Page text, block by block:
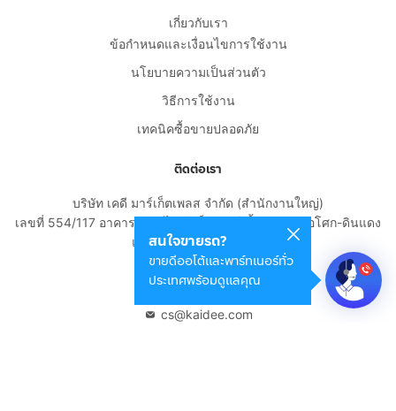
สนใจขายรถ?
ขายดีออโต้และพาร์ทเนอร์ทั่ว
ประเทศพร้อมดูแลคุณ
เกี่ยวกับเรา
ข้อกำหนดและเงื่อนไขการใช้งาน
นโยบายความเป็นส่วนตัว
วิธีการใช้งาน
เทคนิคซื้อขายปลอดภัย
ติดต่อเรา
บริษัท เคดี มาร์เก็ตเพลส จำกัด (สำนักงานใหญ่)
เลขที่ 554/117 อาคารสกายไนน์ เซ็นเตอร์ ชั้น 22 ถนนอโศก-ดินแดง
แขวงดินแดง เขตดินแดง
กรุงเทพมหานคร 10400
cs@kaidee.com